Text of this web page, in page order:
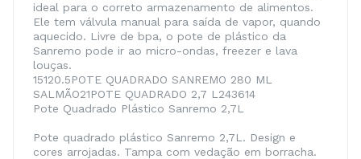
ideal para o correto armazenamento de alimentos.
Ele tem válvula manual para saída de vapor, quando
aquecido. Livre de bpa, o pote de plástico da
Sanremo pode ir ao micro-ondas, freezer e lava
louças.
15120.5POTE QUADRADO SANREMO 280 ML
SALMÃO21POTE QUADRADO 2,7 L243614
Pote Quadrado Plástico Sanremo 2,7L
Pote quadrado plástico Sanremo 2,7L. Design e
cores arrojadas. Tampa com vedação em borracha.